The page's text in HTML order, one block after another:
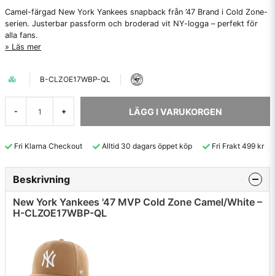
Camel-färgad New York Yankees snapback från ’47 Brand i Cold Zone-
serien. Justerbar passform och broderad vit NY-logga – perfekt för
alla fans.
Läs mer
B-CLZOE17WBP-QL
- + LÄGG I VARUKORGEN
Fri Klarna Checkout Alltid 30 dagars öppet köp Fri Frakt 499 kr
Beskrivning
New York Yankees '47 MVP Cold Zone Camel/White –
H-CLZOE17WBP-QL